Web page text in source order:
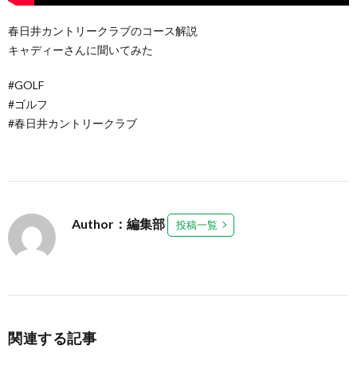
春日井カントリークラブのコース解説
キャディーさんに聞いてみた
#GOLF
#ゴルフ
#春日井カントリークラブ
Author：編集部 投稿一覧
関連する記事